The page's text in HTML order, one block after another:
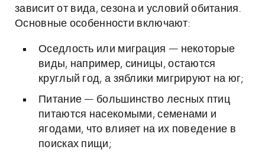
зависит от вида, сезона и условий обитания.
Основные особенности включают:
Оседлость или миграция — некоторые
виды, например, синицы, остаются
круглый год, а зяблики мигрируют на юг;
Питание — большинство лесных птиц
питаются насекомыми, семенами и
ягодами, что влияет на их поведение в
поисках пищи;